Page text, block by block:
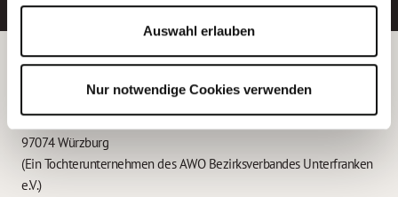
Auswahl erlauben
Nur notwendige Cookies verwenden
Betreiber der Webseite
Garitz Bewirtschaftungsbetriebe GmbH
Kantstraße 45a
97074 Würzburg
(Ein Tochterunternehmen des AWO Bezirksverbandes Unterfranken
e.V.)